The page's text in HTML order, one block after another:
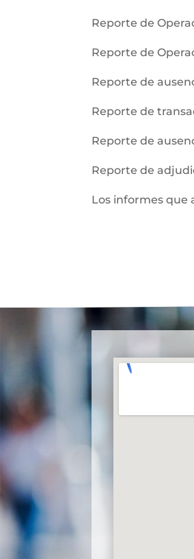
Reporte de
Reporte de
Reporte de
Reporte de
Reporte de
Reporte de
Los informes que